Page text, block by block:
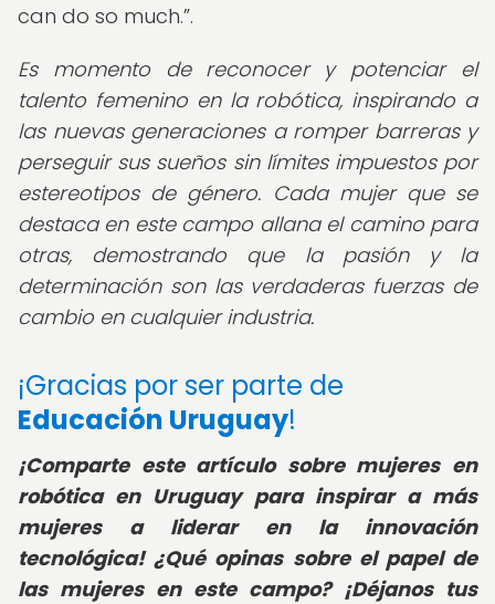
can do so much. .
Es momento de reconocer y potenciar el
talento femenino en la robótica, inspirando a
las nuevas generaciones a romper barreras y
perseguir sus sueños sin límites impuestos por
estereotipos de género. Cada mujer que se
destaca en este campo allana el camino para
otras, demostrando que la pasión y la
determinación son las verdaderas fuerzas de
cambio en cualquier industria.
¡Gracias por ser parte de
Educación Uruguay!
¡Comparte este artículo sobre mujeres en
robótica en Uruguay para inspirar a más
mujeres a liderar en la innovación
tecnológica! ¿Qué opinas sobre el papel de
las mujeres en este campo? ¡Déjanos tus